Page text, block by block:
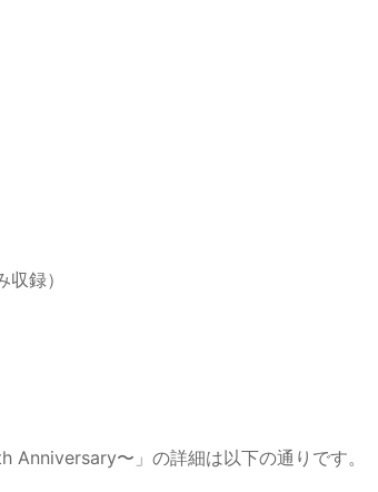
録）
Anniversary〜」の詳細は以下の通りです。